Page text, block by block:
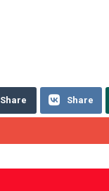
Share Share